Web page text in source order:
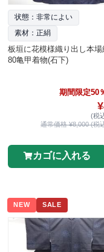
状態：非常によい
素材：正絹
板垣に花模様織り出し本場
80亀甲着物(石下)
期間限定50
(税
通常価格 ¥8,000 (税
カゴに入れる
NEW SALE